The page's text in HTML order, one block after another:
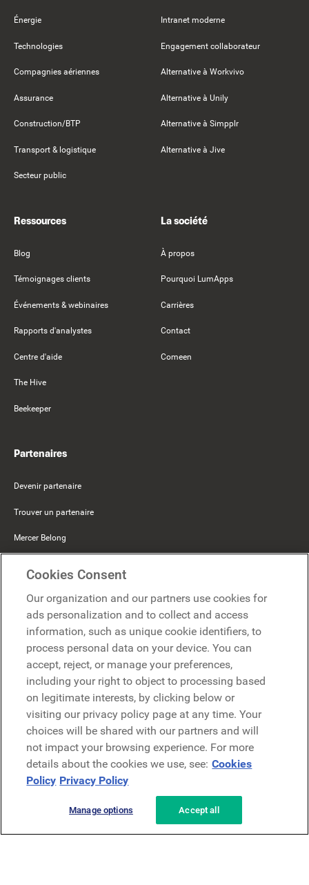
Énergie
Technologies
Compagnies aériennes
Assurance
Construction/BTP
Transport & logistique
Secteur public
Intranet moderne
Engagement collaborateur
Alternative à Workvivo
Alternative à Unily
Alternative à Simpplr
Alternative à Jive
Ressources
Blog
Témoignages clients
Événements & webinaires
Rapports d'analystes
Centre d'aide
The Hive
Beekeeper
La société
À propos
Pourquoi LumApps
Carrières
Contact
Comeen
Partenaires
Devenir partenaire
Trouver un partenaire
Mercer Belong
Demander une démo
Demander une démo
Contact
Contact
Politique de confidentialité
Cookies Consent
Our organization and our partners use cookies for
ads personalization and to collect and access
information, such as unique cookie identifiers, to
process personal data on your device. You can
accept, reject, or manage your preferences,
including your right to object to processing based
on legitimate interests, by clicking below or
visiting our privacy policy page at any time. Your
choices will be shared with our partners and will
not impact your browsing experience. For more
details about the cookies we use, see: Cookies
Policy Privacy Policy
Manage options Accept all